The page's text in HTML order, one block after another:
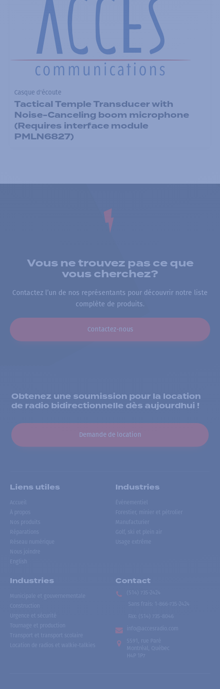
Casque d'écoute
Tactical Temple Transducer with
Noise-Canceling boom microphone
(Requires interface module
PMLN6827)
Vous ne trouvez pas ce que
vous cherchez?
Contactez l’un de nos représentants pour découvrir notre liste
complète de produits.
Contactez-nous
Obtenez une soumission pour la location
de radio bidirectionnelle dès aujourdhui !
Demande de location
Liens utiles
Accueil
À propos
Nos produits
Réparations
Réseau numérique
Nous joindre
English
Industries
Événementiel
Forestier, minier et pétrolier
Manufacturier
Golf, ski et plein air
Usage extrême
Industries
Municipale et gouvernementale
Construction
Urgence et sécurité
Tournage et production
Transport et transport scolaire
Location de radios et walkie-talkies
Contact
(514) 735-2424
Sans frais
1-866-735-2424
Fax:
(514) 735-8046
info@accesradio.com
5591, rue Paré
Montréal, Québec
H4P 1P7